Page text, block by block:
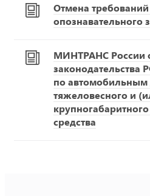
Отмена
МИНТРАНС России
законодательства
по
тяжеловесного и
средства